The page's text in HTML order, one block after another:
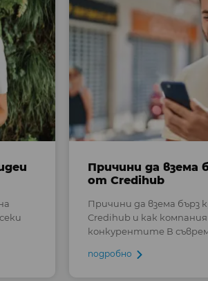
Причини да взема
от Credihub
Причини да взема бърз
Credihub и как
конкурентите В
подробно